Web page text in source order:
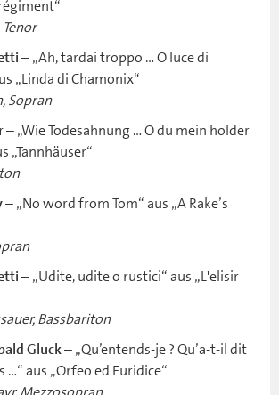
– „Ah, tardai troppo … O luce di
„Linda di Chamonix“
Sopran
– „Wie Todesahnung … O du mein holder
„Tannhäuser“
– „No word from Tom“ aus „A Rake’s
– „Udite, udite o rustici“ aus „L'elisir
Bassbariton
Gluck– „Qu’entends-je ? Qu’a-t-il dit
…“ aus „Orfeo ed Euridice“